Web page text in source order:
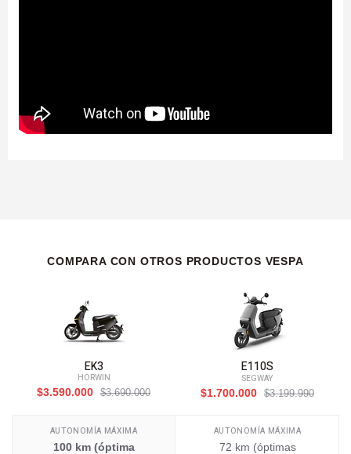
COMPARA CON OTROS PRODUCTOS VESPA
EK3
HORWIN
$3.590.000
$3.690.000
AUTONOMÍA MÁXIMA
100 km (óptima
E110S
SEGWAY
$1.700.000
$3.199.990
AUTONOMÍA MÁXIMA
72 km (óptimas